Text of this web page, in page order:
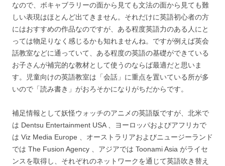
なので、ボキャブラリーの面から見ても文法の面から見ても難
しい表現はほとんど出てきません。それだけに英語初心者の方
にはおすすめの作品なのですが、ある程度英語力のある人にと
っては物足りなく感じるかも知れませんね。ですが例えば英会
話教室などに通っていて、ある程度の英語の基礎ができている
お子さんが補完的な教材として使うのならば最適だと思いま
す。児童向けの英語教室は「会話」に重点を置いている所が多
いので「読み書き」がおろそかになりがちだからです。
補足情報として妖怪ウォッチのアニメの英語版ですが、北米で
は Dentsu Entertainment USA 、ヨーロッパおよびアフリカで
は Viz Media Europe 、オーストラリアおよびニュージーランド
では The Fusion Agency 、アジアでは Toonami Asia がライセ
ンスを取得し、それぞれのネットワークを通じて英語吹き替え